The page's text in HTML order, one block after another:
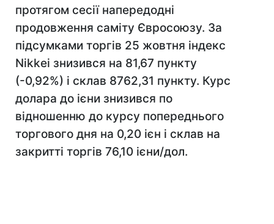
протягом сесії напередодні
продовження саміту Євросоюзу. За
підсумками торгів 25 жовтня індекс
Nikkei знизився на 81,67 пункту
(-0,92%) і склав 8762,31 пункту. Курс
долара до ієни знизився по
відношенню до курсу попереднього
торгового дня на 0,20 ієн і склав на
закритті торгів 76,10 ієни/дол.